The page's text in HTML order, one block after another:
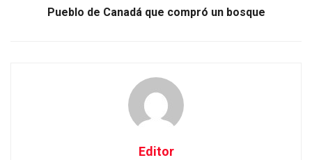
Pueblo de Canadá que compró un bosque
Editor